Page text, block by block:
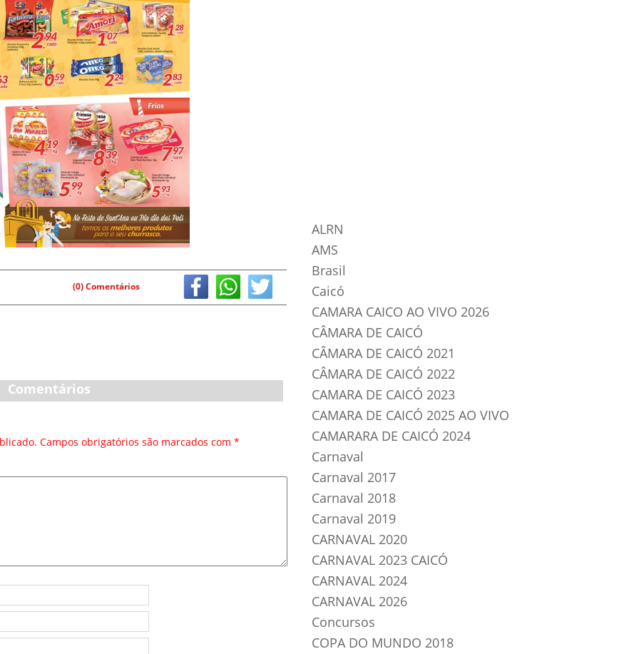
(0) Comentários
Comentários
Campos obrigatórios são marcados com *
ALRN
AMS
Brasil
Caicó
CAMARA CAICO AO VIVO 2026
CÂMARA DE CAICÓ
CÂMARA DE CAICÓ 2021
CÂMARA DE CAICÓ 2022
CAMARA DE CAICÓ 2023
CAMARA DE CAICÓ 2025 AO VIVO
CAMARARA DE CAICÓ 2024
Carnaval
Carnaval 2017
Carnaval 2018
Carnaval 2019
CARNAVAL 2020
CARNAVAL 2023 CAICÓ
CARNAVAL 2024
CARNAVAL 2026
Concursos
COPA DO MUNDO 2018